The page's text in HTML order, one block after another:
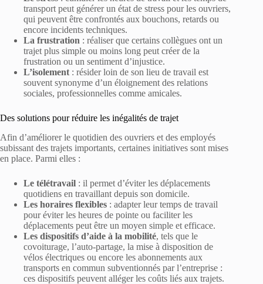
transport peut générer un état de stress pour les ouvriers,
qui peuvent être confrontés aux bouchons, retards ou
encore incidents techniques.
La frustration : réaliser que certains collègues ont un
trajet plus simple ou moins long peut créer de la
frustration ou un sentiment d’injustice.
L’isolement : résider loin de son lieu de travail est
souvent synonyme d’un éloignement des relations
sociales, professionnelles comme amicales.
Des solutions pour réduire les inégalités de trajet
Afin d’améliorer le quotidien des ouvriers et des employés
subissant des trajets importants, certaines initiatives sont mises
en place. Parmi elles :
Le télétravail : il permet d’éviter les déplacements
quotidiens en travaillant depuis son domicile.
Les horaires flexibles : adapter leur temps de travail
pour éviter les heures de pointe ou faciliter les
déplacements peut être un moyen simple et efficace.
Les dispositifs d’aide à la mobilité, tels que le
covoiturage, l’auto-partage, la mise à disposition de
vélos électriques ou encore les abonnements aux
transports en commun subventionnés par l’entreprise :
ces dispositifs peuvent alléger les coûts liés aux trajets.